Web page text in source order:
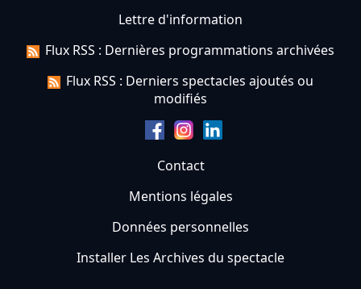
Lettre d'information
Flux RSS : Dernières programmations archivées
Flux RSS : Derniers spectacles ajoutés ou
modifiés
Contact
Mentions légales
Données personnelles
Installer Les Archives du spectacle